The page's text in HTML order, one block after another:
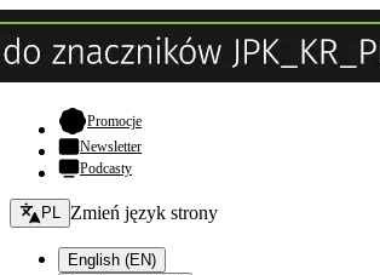
Promocje- otwiera się w nowej karcie
Newsletter
Podcasty
Zmień język - bieżący:
PL Zmień język strony
English (EN)